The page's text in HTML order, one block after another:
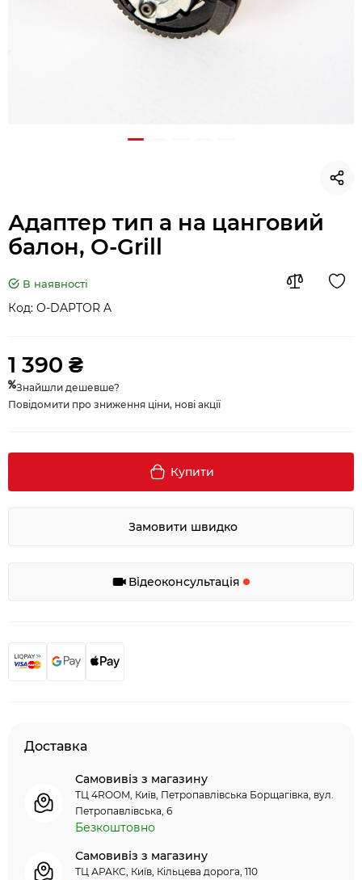
Адаптер тип а на цанговий
балон, O-Grill
В наявності
Код: O-DAPTOR A
1 390 ₴
Знайшли дешевше?
Повідомити про зниження ціни, нові акції
Купити
Замовити швидко
Відеоконсультація
Доставка
Самовивіз з магазину
ТЦ 4ROOM, Київ, Петропавлівська Борщагівка, вул.
Петропавлівська, 6
Безкоштовно
Самовивіз з магазину
ТЦ АРАКС, Київ, Кільцева дорога, 110